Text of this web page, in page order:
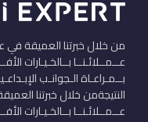
من خلال خبرتنا العميقة في
عــمــلائـنــا بــالخـيـارات
بــمـراعـاة الـجوانـب
النتيجةمن خلال خبرتنا
عــمــلائـنــا بــالخـيـارات